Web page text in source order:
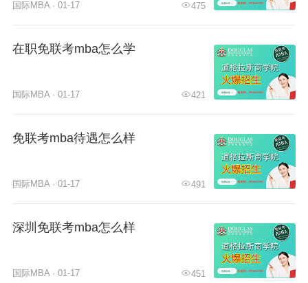
475
国际MBA · 01-17
在职免联考mba怎么学
421
国际MBA · 01-17
免联考mba待遇怎么样
491
国际MBA · 01-17
深圳免联考mba怎么样
451
国际MBA · 01-17